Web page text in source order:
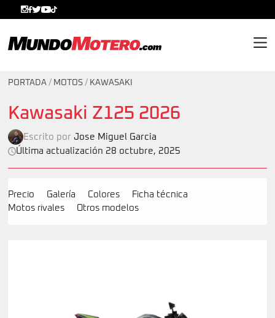
PORTADA / MOTOS / KAWASAKI
Kawasaki Z125 2026
Escrito por Jose Miguel Garcia
Última actualización 28 octubre, 2025
Precio Galería Colores
Ficha técnica
Motos rivales
Otros modelos